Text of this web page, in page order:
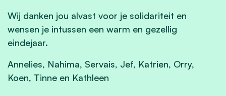
Wij danken jou alvast voor je solidariteit en
wensen je intussen een warm en gezellig
eindejaar.
Annelies, Nahima, Servais, Jef, Katrien, Orry,
Koen, Tinne en Kathleen